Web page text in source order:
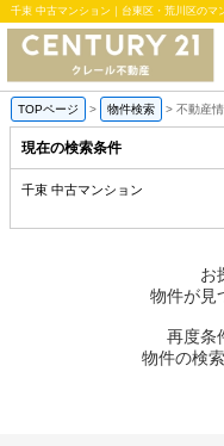
TOPページ > 物件検索 > 不動産
現在の検索条件
千束 中古マンション
お
物件が見
再度条
物件の検